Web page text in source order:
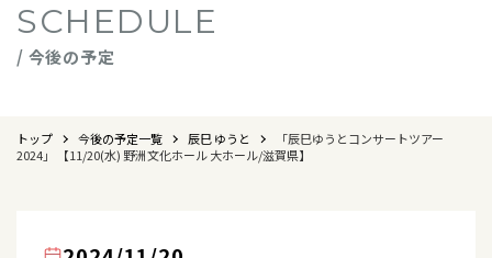
SCHEDULE
/ 今後の予定
トップ 今後の予定一覧 辰巳 ゆうと
「辰巳ゆうとコンサートツアー
2024」 【11/20(水) 野洲文化ホール 大ホール/滋賀県】